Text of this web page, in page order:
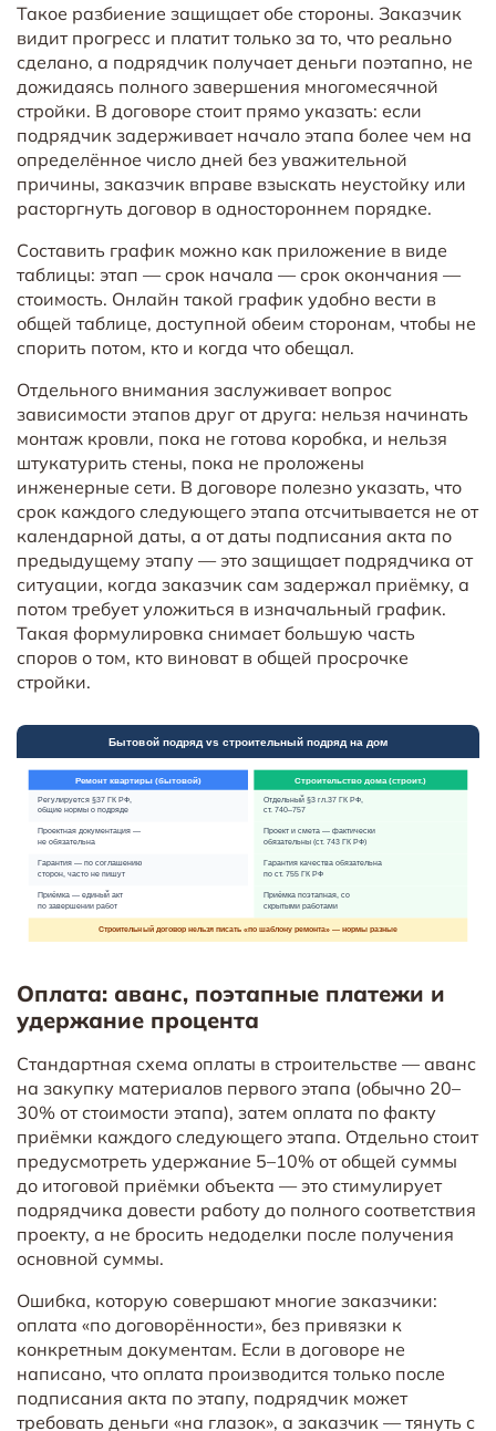
Такое разбиение защищает обе стороны. Заказчик
видит прогресс и платит только за то, что реально
сделано, а подрядчик получает деньги поэтапно, не
дожидаясь полного завершения многомесячной
стройки. В договоре стоит прямо указать: если
подрядчик задерживает начало этапа более чем на
определённое число дней без уважительной
причины, заказчик вправе взыскать неустойку или
расторгнуть договор в одностороннем порядке.
Составить график можно как приложение в виде
таблицы: этап — срок начала — срок окончания —
стоимость. Онлайн такой график удобно вести в
общей таблице, доступной обеим сторонам, чтобы не
спорить потом, кто и когда что обещал.
Отдельного внимания заслуживает вопрос
зависимости этапов друг от друга: нельзя начинать
монтаж кровли, пока не готова коробка, и нельзя
штукатурить стены, пока не проложены
инженерные сети. В договоре полезно указать, что
срок каждого следующего этапа отсчитывается не от
календарной даты, а от даты подписания акта по
предыдущему этапу — это защищает подрядчика от
ситуации, когда заказчик сам задержал приёмку, а
потом требует уложиться в изначальный график.
Такая формулировка снимает большую часть
споров о том, кто виноват в общей просрочке
стройки.
Оплата: аванс, поэтапные платежи и
удержание процента
Стандартная схема оплаты в строительстве — аванс
на закупку материалов первого этапа (обычно 20–
30% от стоимости этапа), затем оплата по факту
приёмки каждого следующего этапа. Отдельно стоит
предусмотреть удержание 5–10% от общей суммы
до итоговой приёмки объекта — это стимулирует
подрядчика довести работу до полного соответствия
проекту, а не бросить недоделки после получения
основной суммы.
Ошибка, которую совершают многие заказчики:
оплата «по договорённости», без привязки к
конкретным документам. Если в договоре не
написано, что оплата производится только после
подписания акта по этапу, подрядчик может
требовать деньги «на глазок», а заказчик — тянуть с